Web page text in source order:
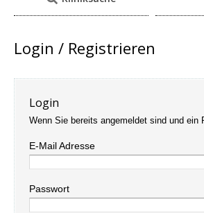
Login / Registrieren
Login
Wenn Sie bereits angemeldet sind und ein
E-Mail Adresse
Passwort